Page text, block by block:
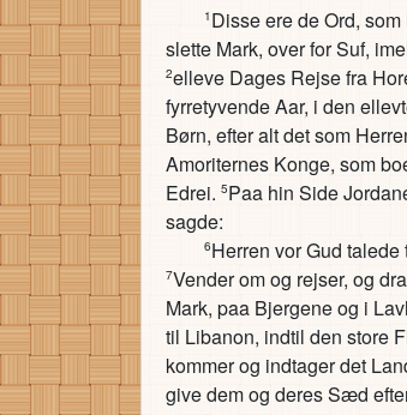
1 Disse ere de Ord,
slette Mark, over for Suf,
2elleve Dages Rejse fra
fyrretyvende Aar, i den
Børn, efter alt det som
Amoriternes Konge, som
Edrei. 5Paa hin Side
sagde:
6Herren vor Gud
7Vender om og rejser, og
Mark, paa Bjergene og i
til Libanon, indtil den store
kommer og indtager det
give dem og deres Sæd